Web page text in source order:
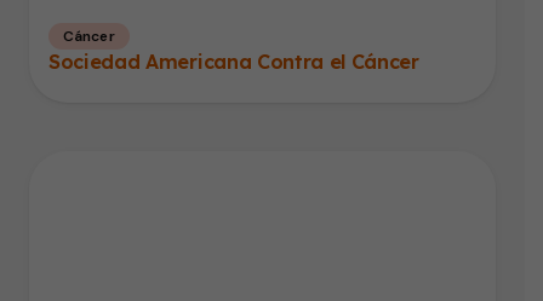
Cáncer
Sociedad Americana Contra el Cáncer